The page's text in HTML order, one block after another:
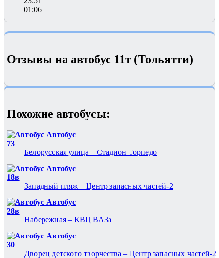
01:06
Отзывы на автобус 11т (Тольятти)
Похожие автобуcы:
Автобус
73
Белорусская улица – Стадион Торпедо
Автобус
18в
Западный пляж – Центр запасных частей-2
Автобус
28в
Набережная – КВЦ ВАЗа
Автобус
30
Дворец детского творчества – Центр запасных частей-2